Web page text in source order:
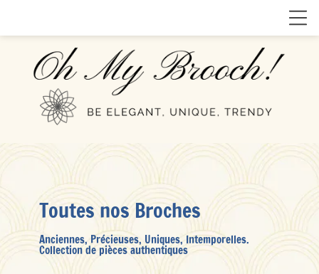
Toutes nos Broches
Anciennes, Précieuses, Uniques, Intemporelles.
Collection de pièces authentiques